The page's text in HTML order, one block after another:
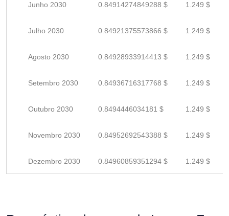
Junho 2030 0.84914274849288 $ 1.249 $
Julho 2030 0.84921375573866 $ 1.249 $
Agosto 2030 0.84928933914413 $ 1.249 $
Setembro 2030 0.84936716317768 $ 1.249 $
Outubro 2030 0.8494446034181 $ 1.249 $
Novembro 2030 0.84952692543388 $ 1.249 $
Dezembro 2030 0.84960859351294 $ 1.249 $